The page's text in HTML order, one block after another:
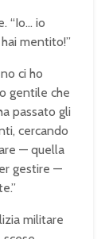
“Io… io
mentito!”
ci ho
gentile che
passato gli
cercando
— quella
gestire —
militare